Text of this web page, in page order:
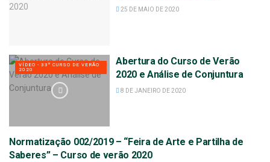
25 DE MAIO DE 2020
VÍDEO - 33º CURSO DE VERÃO
2020
Abertura do Curso de Verão
2020 e Análise de Conjuntura
8 DE JANEIRO DE 2020
33º CURSO DE VERÃO 2020
Normatização 002/2019 – “Feira de Arte e Partilha de
Saberes” – Curso de verão 2020